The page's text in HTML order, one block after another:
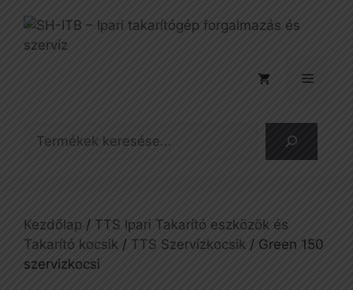
tartalomba
Menü
Kezdőlap / TTS Ipari Takarító eszközök és
Takarító kocsik / TTS Szervízkocsik / Green 150
szervizkocsi